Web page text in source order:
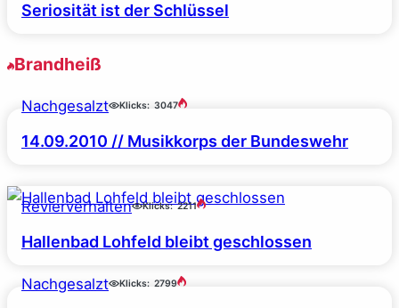
Seriosität ist der Schlüssel
Brandheiß
Nachgesalzt Klicks: 3047
14.09.2010 // Musikkorps der Bundeswehr
Revierverhalten Klicks: 2211
Hallenbad Lohfeld bleibt geschlossen
Nachgesalzt Klicks: 2799